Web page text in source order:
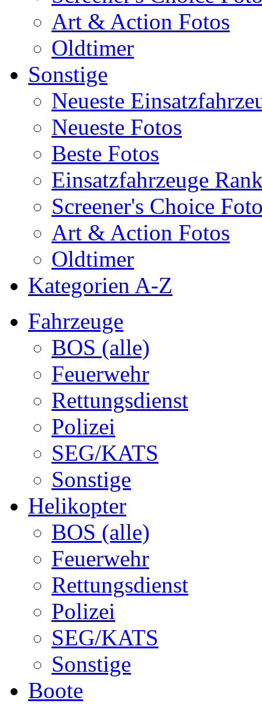
Art & Action Fotos
Oldtimer
Sonstige
Neueste
Neueste Fotos
Beste Fotos
Einsatzfahrzeuge
Screener's Choice
Art & Action Fotos
Oldtimer
Kategorien A-Z
Fahrzeuge
BOS (alle)
Feuerwehr
Rettungsdienst
Polizei
SEG/KATS
Sonstige
Helikopter
BOS (alle)
Feuerwehr
Rettungsdienst
Polizei
SEG/KATS
Sonstige
Boote